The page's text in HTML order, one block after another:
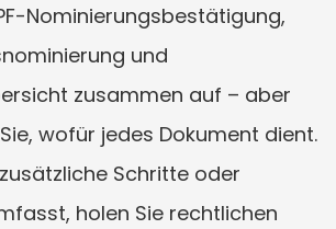
Nominierungsbestätigung,
und
zusammen auf – aber
wofür jedes Dokument dient.
Schritte oder
holen Sie rechtlichen